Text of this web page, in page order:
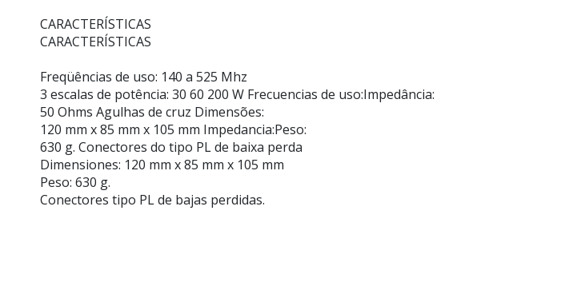
CARACTERÍSTICAS
CARACTERÍSTICAS
Freqüências de uso: 140 a 525 Mhz
3 escalas de potência: 30 60 200 W Frecuencias de uso:Impedância:
50 Ohms Agulhas de cruz Dimensões:
120 mm x 85 mm x 105 mm Impedancia:Peso:
630 g. Conectores do tipo PL de baixa perda
Dimensiones: 120 mm x 85 mm x 105 mm
Peso: 630 g.
Conectores tipo PL de bajas perdidas.